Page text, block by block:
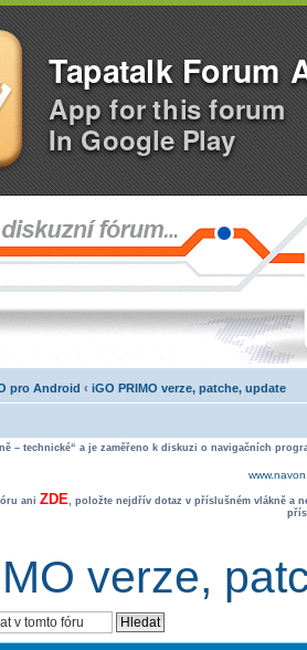
Tapatalk Forum
App for this forum
In Google Play
pro Android ‹ iGO PRIMO verze, patche, update
– technické“ a je zaměřeno k diskuzi o navigačních
ani ZDE, položte nejdřív dotaz v příslušném vlákně a
verze,